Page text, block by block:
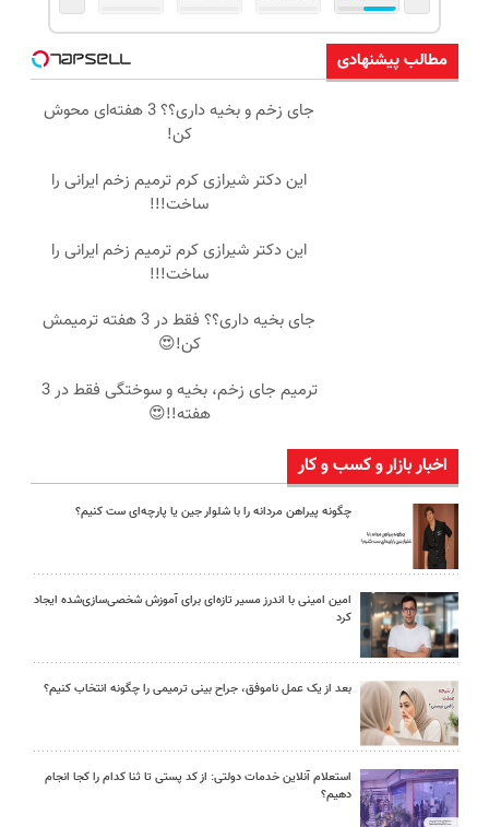
مطالب پیشنهادی
جای زخم و بخیه داری؟؟ 3 هفته‌ای محوش
کن!
این دکتر شیرازی کرم ترمیم زخم ایرانی را
ساخت!!!
این دکتر شیرازی کرم ترمیم زخم ایرانی را
ساخت!!!
جای بخیه داری؟؟ فقط در 3 هفته ترمیمش
کن!😍
ترمیم جای زخم، بخیه و سوختگی فقط در 3
هفته!!😍
اخبار بازار و کسب و کار
چگونه پیراهن مردانه را با شلوار جین یا پارچه‌ای ست کنیم؟
امین امینی با اندرز مسیر تازه‌ای برای آموزش شخصی‌سازی‌شده ایجاد
کرد
بعد از یک عمل ناموفق، جراح بینی ترمیمی را چگونه انتخاب کنیم؟
استعلام آنلاین خدمات دولتی: از کد پستی تا ثنا کدام را کجا انجام
دهیم؟